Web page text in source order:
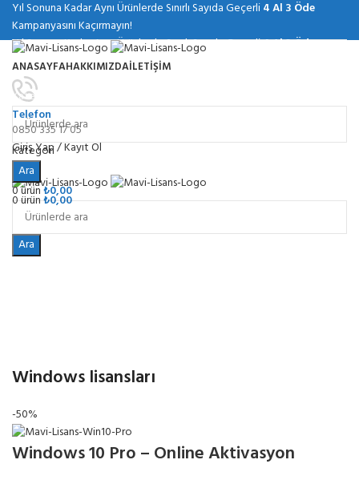
Yıl Sonuna Kadar Aynı Ürünlerde Sınırlı Sayıda Geçerli4 Al 3 Öde
Kampanyasını Kaçırmayın!
Yıl Sonuna Kadar Aynı Ürünlerde Sınırlı Sayıda Geçerli4 Al 3 Öde
Kampanyasını Kaçırmayın!
ANASAYFAHAKKIMIZDAİLETIŞIM
Telefon
0850 335 17 05
Giriş Yap / Kayıt Ol
Menu
0ürün₺0,00
Kategoriler
Kategori
Ara
0ürün₺0,00
Ara
Windows lisansları
-50%
Windows 10 Pro – Online Aktivasyon